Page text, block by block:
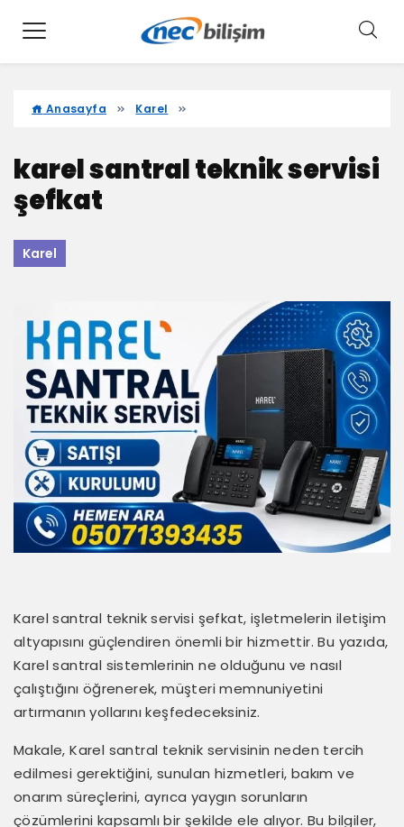
Anasayfa Karel
karel santral teknik servisi
şefkat
Karel
Karel santral teknik servisi şefkat, işletmelerin iletişim
altyapısını güçlendiren önemli bir hizmettir. Bu yazıda,
Karel santral sistemlerinin ne olduğunu ve nasıl
çalıştığını öğrenerek, müşteri memnuniyetini
artırmanın yollarını keşfedeceksiniz.
Makale, Karel santral teknik servisinin neden tercih
edilmesi gerektiğini, sunulan hizmetleri, bakım ve
onarım süreçlerini, ayrıca yaygın sorunların
çözümlerini kapsamlı bir şekilde ele alıyor. Bu bilgiler,